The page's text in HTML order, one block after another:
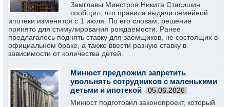
Замглавы Минстроя Никита Стасишин
сообщил, что правила выдачи семейной
ипотеки изменятся с 1 июля. По его словам, решение
принято для стимулирования рождаемости. Ранее
предлагалось поднять ставку для заемщиков, не состоящих в
официальном браке, а также ввести разную ставку в
зависимости от количества детей.
Минюст предложил запретить
увольнять сотрудников с маленькими
детьми и ипотекой
05.06.2026
Минюст подготовил законопроект, который